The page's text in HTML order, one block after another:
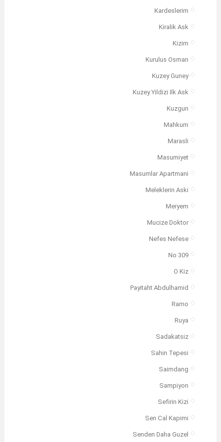
Kardeslerim
Kiralik Ask
Kizim
Kurulus Osman
Kuzey Guney
Kuzey Yildizi Ilk Ask
Kuzgun
Mahkum
Marasli
Masumiyet
Masumlar Apartmani
Meleklerin Aski
Meryem
Mucize Doktor
Nefes Nefese
No 309
O Kiz
Payitaht Abdulhamid
Ramo
Ruya
Sadakatsiz
Sahin Tepesi
Saimdang
Sampiyon
Sefirin Kizi
Sen Cal Kapimi
Senden Daha Guzel